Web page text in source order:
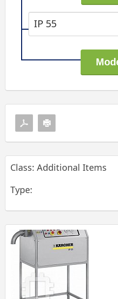
IP 55
Class: Additional Items
Type: